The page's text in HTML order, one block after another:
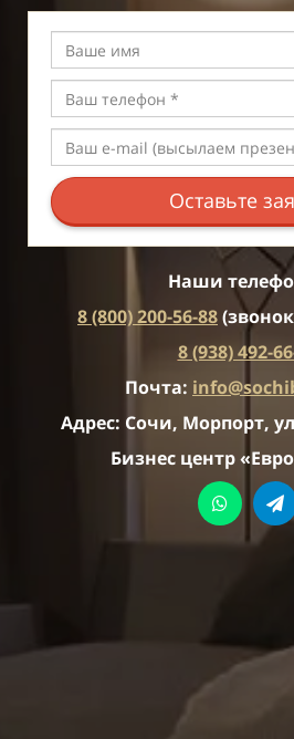
Оставьте
Наши
8 (800) 200-56-88
8 (938) 492-
Почта:
Адрес: Сочи, Морпорт,
Бизнес центр